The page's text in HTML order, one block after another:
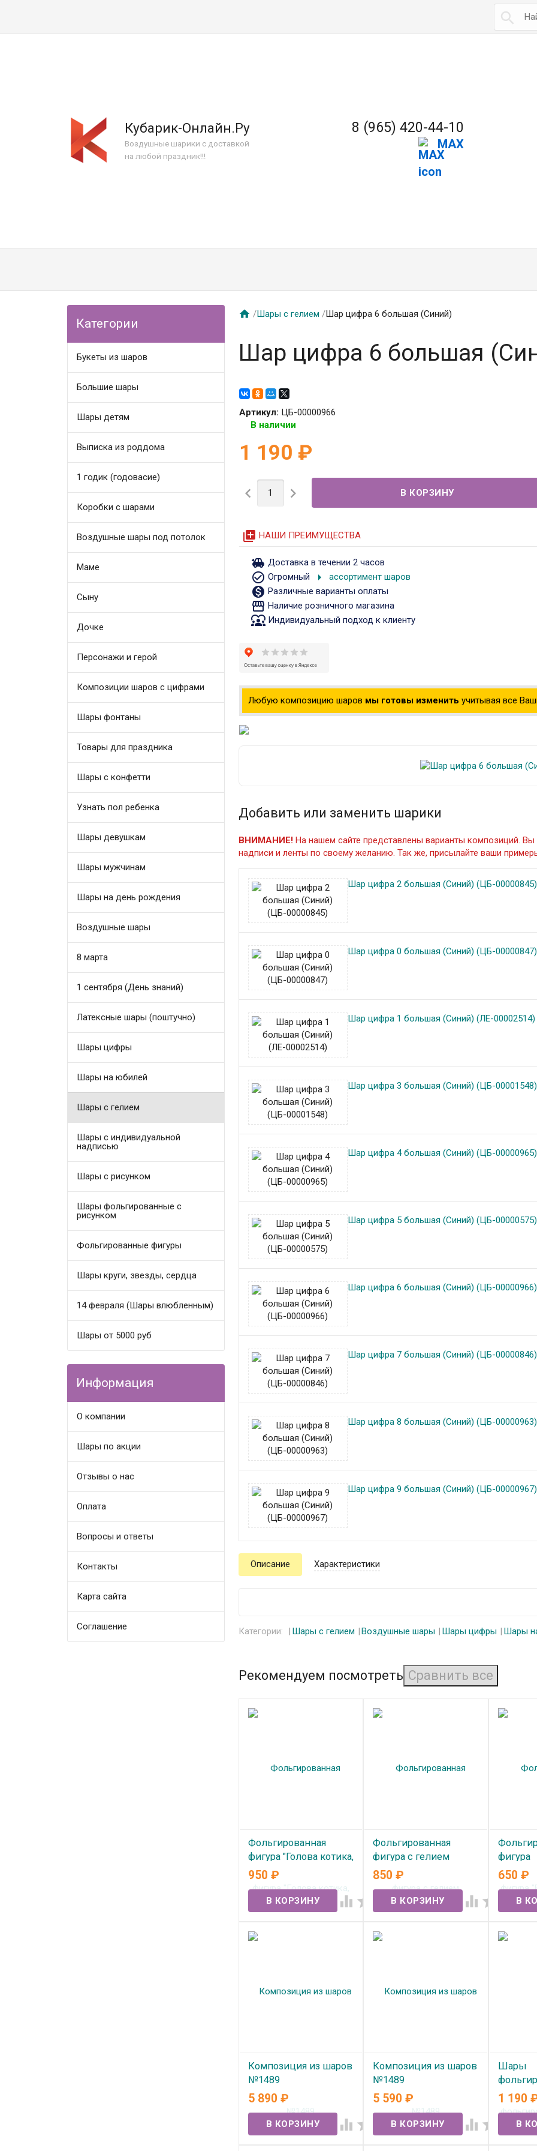

Кубарик-Онлайн.Ру
Воздушные шарики с доставкой
на любой праздник!!!
8 (965) 420-44-10
MAX
Категории
Букеты из шаров
Большие шары
Шары детям
Выписка из роддома
1 годик (годовасие)
Коробки с шарами
Воздушные шары под потолок
Маме
Сыну
Дочке
Персонажи и герой
Композиции шаров с цифрами
Шары фонтаны
Товары для праздника
Шары с конфетти
Узнать пол ребенка
Шары девушкам
Шары мужчинам
Шары на день рождения
Воздушные шары
8 марта
1 сентября (День знаний)
Латексные шары (поштучно)
Шары цифры
Шары на юбилей
Шары с гелием
Шары с индивидуальной
надписью
Шары с рисунком
Шары фольгированные с
рисунком
Фольгированные фигуры
Шары круги, звезды, сердца
14 февраля (Шары влюбленным)
Шары от 5000 руб
Информация
О компании
Шары по акции
Отзывы о нас
Оплата
Вопросы и ответы
Контакты
Карта сайта
Соглашение
 /Шары с гелием /Шар цифра 6 большая (Синий)
Шар цифра 6 большая
Артикул: ЦБ-00000966
В наличии
1 190 ₽
 
queue НАШИ ПРЕИМУЩЕСТВА
toys Доставка в течении 2 часов
check_circle_outline Огромный arrow_right ассортимент шаров
monetization_on Различные варианты оплаты
storefront Наличие розничного магазина
diversity_1Индивидуальный подход к клиенту
Любую композицию шаров мы готовы изменить учитывая все
Добавить или заменить шарики
ВНИМАНИЕ!На нашем сайте представлены варианты композиций.
надписи и ленты по своему желанию. Так же, присылайте ваши
Шар цифра 2 большая (Синий) (ЦБ-00000845)
Шар цифра 0 большая (Синий) (ЦБ-00000847)
Шар цифра 1 большая (Синий) (ЛЕ-00002514)
Шар цифра 3 большая (Синий) (ЦБ-00001548)
Шар цифра 4 большая (Синий) (ЦБ-00000965)
Шар цифра 5 большая (Синий) (ЦБ-00000575)
Шар цифра 6 большая (Синий) (ЦБ-00000966)
Шар цифра 7 большая (Синий) (ЦБ-00000846)
Шар цифра 8 большая (Синий) (ЦБ-00000963)
Шар цифра 9 большая (Синий) (ЦБ-00000967)
Описание Характеристики
Категории: Шары с гелием Воздушные шары Шары цифры Шары
Рекомендуем посмотреть
Фольгированная
фигура "Голова котика,
черный/белый"
В наличии
950 ₽
 
Фольгированная
фигура с гелием
"Бутылка Пива"
В наличии
850₽
 
фигура
В
650 ₽
Композиция из шаров
№1489
В наличии
5 890 ₽
 
Композиция из шаров
№1489
В наличии
5 590₽
 
Шары
цифры
1шт.
В
1 190